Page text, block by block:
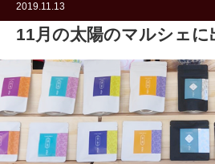
2019.11.13
11月の太陽のマルシェに